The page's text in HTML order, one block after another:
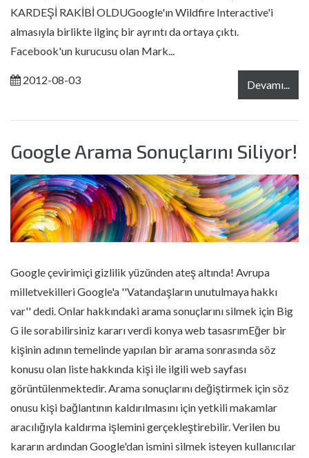
KARDEŞİ RAKİBİ OLDUGoogle'ın Wildfire Interactive'i
almasıyla birlikte ilginç bir ayrıntı da ortaya çıktı.
Facebook'un kurucusu olan Mark...
2012-08-03 Devamı...
Google Arama Sonuçlarını Siliyor!
Google çevirimiçi gizlilik yüzünden ateş altında! Avrupa
milletvekilleri Google'a ''Vatandaşların unutulmaya hakkı
var'' dedi. Onlar hakkındaki arama sonuçlarını silmek için Big
G ile sorabilirsiniz kararı verdi konya web tasasrımEğer bir
kişinin adının temelinde yapılan bir arama sonrasında söz
konusu olan liste hakkında kişi ile ilgili web sayfası
görüntülenmektedir. Arama sonuçlarını değiştirmek için söz
onusu kişi bağlantının kaldırılmasını için yetkili makamlar
aracılığıyla kaldırma işlemini gerçekleştirebilir. Verilen bu
kararın ardından Google'dan ismini silmek isteyen kullanıcılar